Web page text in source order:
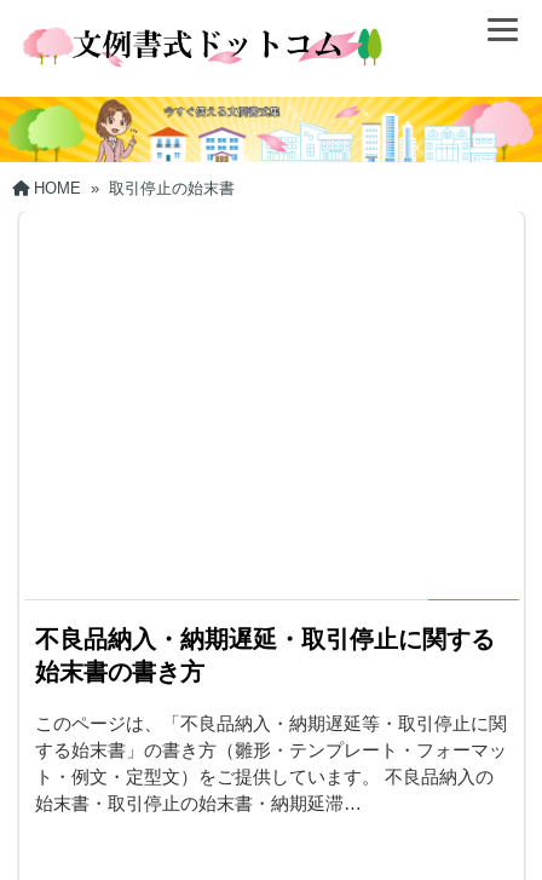
HOME » 取引停止の始末書
不良品納入・納期遅延・取引停止に関する
始末書の書き方
このページは、「不良品納入・納期遅延等・取引停止に関
する始末書」の書き方（雛形・テンプレート・フォーマッ
ト・例文・定型文）をご提供しています。 不良品納入の
始末書・取引停止の始末書・納期延滞…